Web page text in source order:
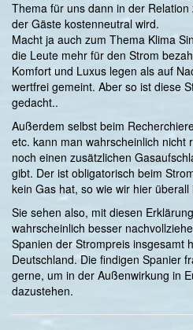
Thema für uns dann in der Relation
der Gäste kostenneutral wird.
Macht ja auch zum Thema Klima
die Leute mehr für den Strom
Komfort und Luxus legen als auf
wertfrei gemeint. Aber so ist diese
gedacht..
Außerdem selbst beim
etc. kann man wahrscheinlich nicht
noch einen zusätzlichen
gibt. Der ist obligatorisch beim
kein Gas hat, so wie wir hier
Sie sehen also, mit diesen
wahrscheinlich besser
Spanien der Strompreis insgesamt
Deutschland. Die findigen Spanier
gerne, um in der Außenwirkung in
dazustehen.